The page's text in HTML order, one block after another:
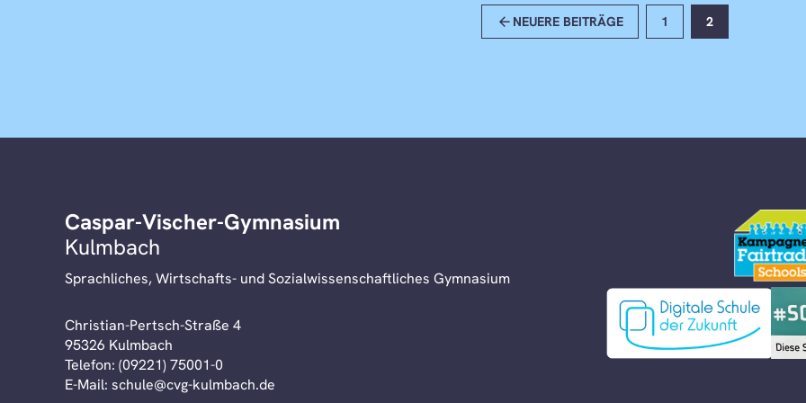
arrow_back NEUERE BEITRÄGE 1 2
Caspar-Vischer-Gymnasium
Kulmbach
Sprachliches, Wirtschafts- und Sozialwissenschaftliches Gymnasium
Christian-Pertsch-Straße 4
95326 Kulmbach
Telefon: (09221) 75001-0
E-Mail: schule@cvg-kulmbach.de